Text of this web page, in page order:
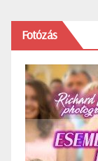
Fotózás